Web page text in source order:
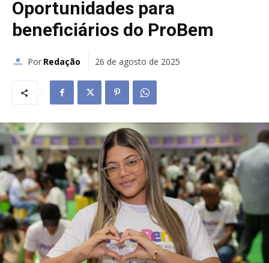
Oportunidades para
beneficiários do ProBem
Por Redação 26 de agosto de 2025